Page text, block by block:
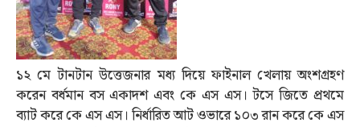
১২ মে টানটান উত্তেজনার মধ্য দিয়ে ফাইনাল খেলায় অংশগ্রহণ
করেন বর্ধমান বস একাদশ এবং কে এস এস। টসে জিতে প্রথমে
ব্যাট করে কে এস এস। নির্ধারিত আট ওভারে ১০৩ রান করে কে এস